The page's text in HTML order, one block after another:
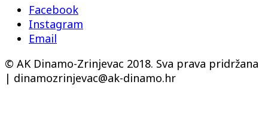
Facebook
Instagram
Email
© AK Dinamo-Zrinjevac 2018. Sva prava pridržana
| dinamozrinjevac@ak-dinamo.hr